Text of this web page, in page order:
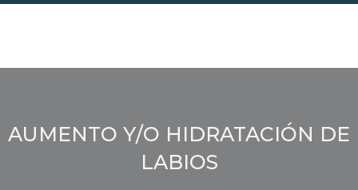
Ir
AUMENTO Y/O HIDRATACIÓN DE
LABIOS